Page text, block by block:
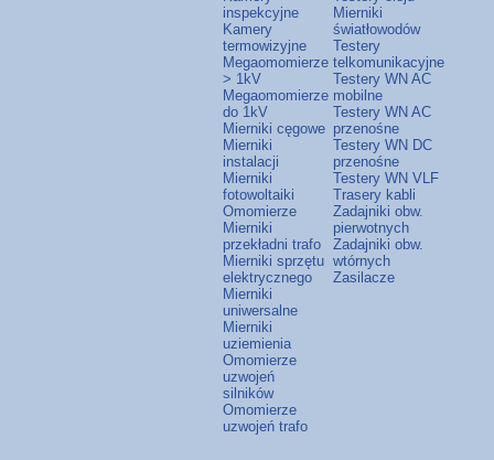
inspekcyjne
Kamery
termowizyjne
Megaomomierze
> 1kV
Megaomomierze
do 1kV
Mierniki cęgowe
Mierniki
instalacji
Mierniki
fotowoltaiki
Omomierze
Mierniki
przekładni trafo
Mierniki sprzętu
elektrycznego
Mierniki
uniwersalne
Mierniki
uziemienia
Omomierze
uzwojeń
silników
Omomierze
uzwojeń trafo
Mierniki
światłowodów
Testery
telkomunikacyjne
Testery WN AC
mobilne
Testery WN AC
przenośne
Testery WN DC
przenośne
Testery WN VLF
Trasery kabli
Zadajniki obw.
pierwotnych
Zadajniki obw.
wtórnych
Zasilacze